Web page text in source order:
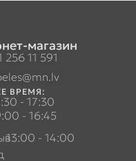
магазин
256 11 591
ВРЕМЯ:
- 17:30
- 16:45
13:00 - 14:00